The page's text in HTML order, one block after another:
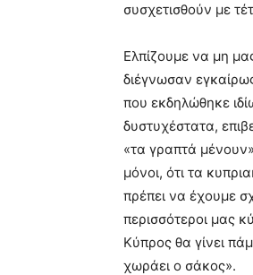
συσχετισθούν με
Ελπίζουμε να μη
διέγνωσαν
που εκδηλώθηκε
δυστυχέστατα,
«τα γραπτά
μόνοι, ότι τα
πρέπει να έχουμε
περισσότεροι μας
Κύπρος θα γίνει
χωράει ο σάκος».